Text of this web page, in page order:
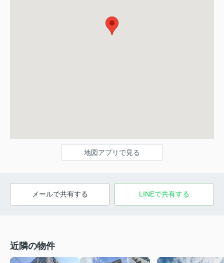
地図アプリで見る
メールで共有する LINEで共有する
近隣の物件